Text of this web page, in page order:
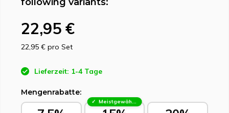
22,95 €
22,95 € pro Set
Lieferzeit: 1-4 Tage
Mengenrabatte:
Meistgewählt - Nachhaltige Wahl